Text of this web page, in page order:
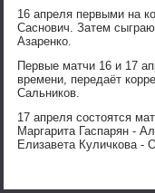
16 апреля первыми на
Саснович. Затем
Азаренко.
Первые матчи 16 и 17
времени, передаёт
Сальников.
17 апреля состоятся
Маргарита Гаспарян -
Елизавета Куличкова -